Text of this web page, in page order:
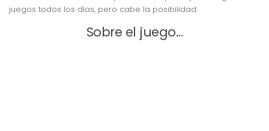
juegos todos los días, pero cabe la posibilidad.
Sobre el juego…